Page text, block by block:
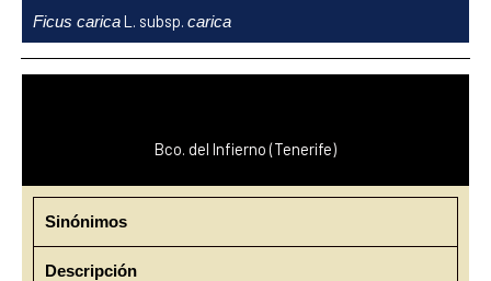
contenido
Ficus caricaL. subsp. carica
Bco. del Infierno (Tenerife)
Sinónimos
Descripción